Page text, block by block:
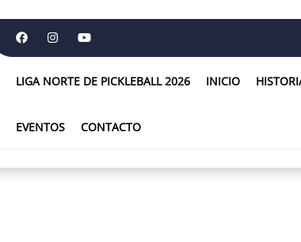
LIGA NORTE DE PICKLEBALL 2026 INICIO
EVENTOS CONTACTO